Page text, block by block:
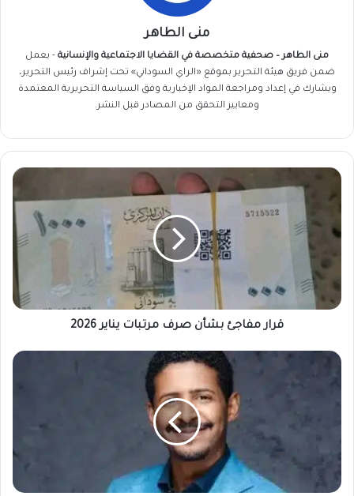
منى الطاهر
منى الطاهر – صحفية متخصصة في القضايا الاجتماعية والإنسانية - يعمل
ضمن فريق هيئة التحرير بموقع «الراي السوداني» تحت إشراف رئيس التحرير،
ويشارك في إعداد ومراجعة المواد الإخبارية وفق السياسة التحريرية المعتمدة
ومعايير التحقق من المصادر قبل النشر.
قرار
مرتبات
يناير
2026
قرار مفاجئ بشأن صرف مرتبات يناير 2026
سؤال
وهو
خاضع